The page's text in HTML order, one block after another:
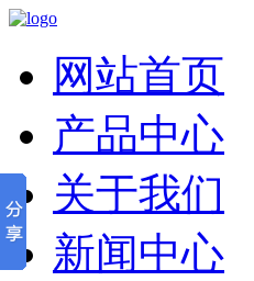
网站首页
产品中心
关于我们
新闻中心